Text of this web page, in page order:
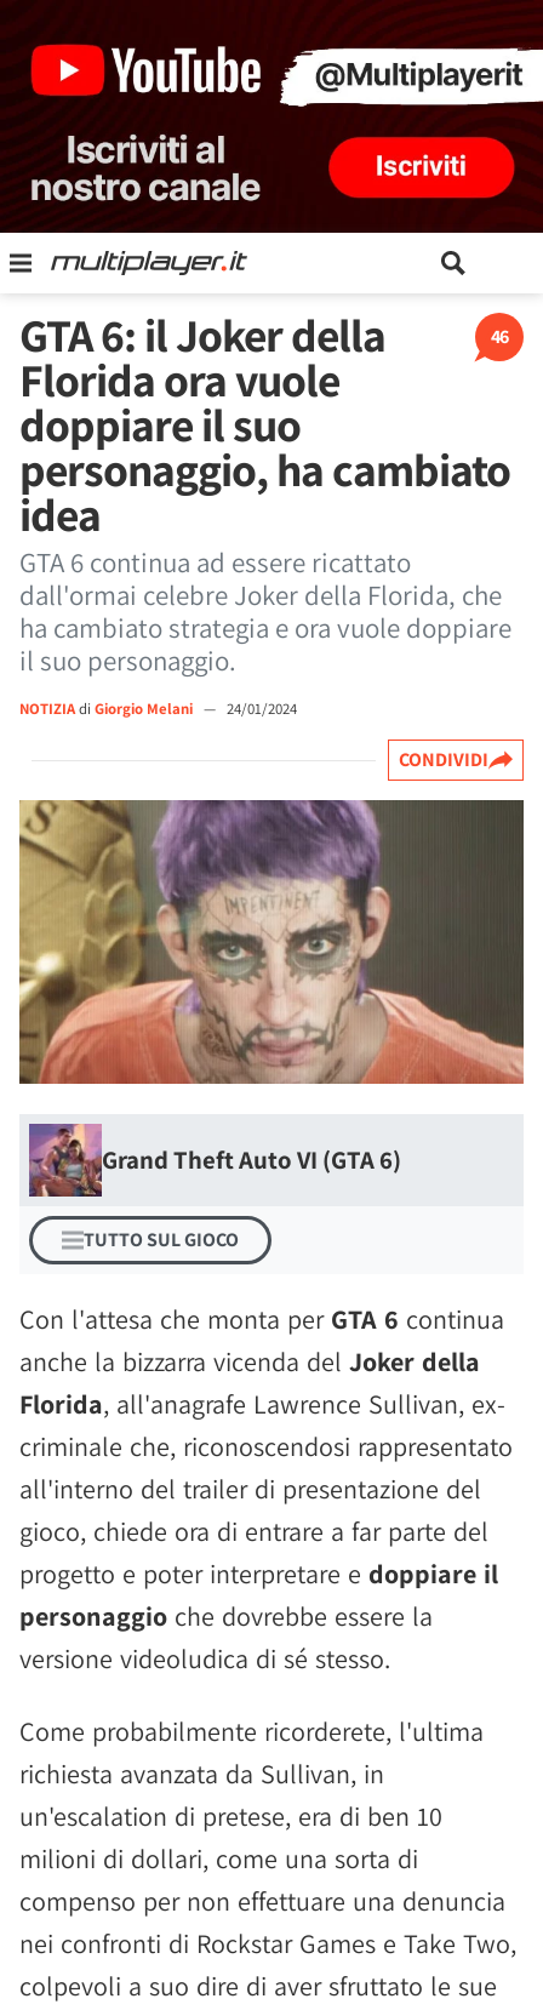
46
GTA 6: il Joker della
Florida ora vuole
doppiare il suo
personaggio, ha cambiato
idea
GTA 6 continua ad essere ricattato
dall'ormai celebre Joker della Florida, che
ha cambiato strategia e ora vuole doppiare
il suo personaggio.
NOTIZIAdi Giorgio Melani — 24/01/2024
CONDIVIDI
Grand Theft Auto VI (GTA 6)
TUTTO SUL GIOCO
Con l'attesa che monta per GTA 6 continua
anche la bizzarra vicenda del Joker della
Florida, all'anagrafe Lawrence Sullivan, ex-
criminale che, riconoscendosi rappresentato
all'interno del trailer di presentazione del
gioco, chiede ora di entrare a far parte del
progetto e poter interpretare e doppiare il
personaggio che dovrebbe essere la
versione videoludica di sé stesso.
Come probabilmente ricorderete, l'ultima
richiesta avanzata da Sullivan, in
un'escalation di pretese, era di ben 10
milioni di dollari, come una sorta di
compenso per non effettuare una denuncia
nei confronti di Rockstar Games e Take Two,
colpevoli a suo dire di aver sfruttato le sue